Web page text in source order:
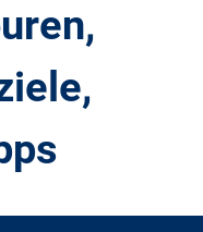
Ein Blog für alle, die gern